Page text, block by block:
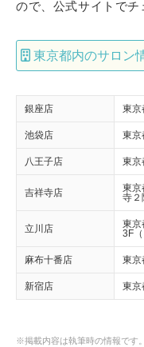
ので、公式サイトでチ
東京都内のサロン
銀座店 東京
池袋店 東京
八王子店 東京
吉祥寺店
東京
寺２
立川店
東京
3F
麻布十番店 東京
新宿店 東京
※掲載内容は執筆時の情報です